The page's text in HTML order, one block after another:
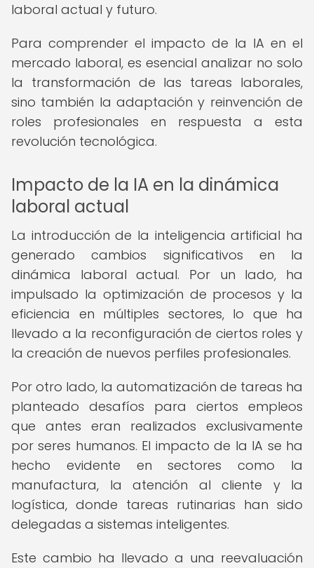
laboral actual y futuro.
Para comprender el impacto de la IA en el
mercado laboral, es esencial analizar no solo
la transformación de las tareas laborales,
sino también la adaptación y reinvención de
roles profesionales en respuesta a esta
revolución tecnológica.
Impacto de la IA en la dinámica
laboral actual
La introducción de la inteligencia artificial ha
generado cambios significativos en la
dinámica laboral actual. Por un lado, ha
impulsado la optimización de procesos y la
eficiencia en múltiples sectores, lo que ha
llevado a la reconfiguración de ciertos roles y
la creación de nuevos perfiles profesionales.
Por otro lado, la automatización de tareas ha
planteado desafíos para ciertos empleos
que antes eran realizados exclusivamente
por seres humanos. El impacto de la IA se ha
hecho evidente en sectores como la
manufactura, la atención al cliente y la
logística, donde tareas rutinarias han sido
delegadas a sistemas inteligentes.
Este cambio ha llevado a una reevaluación